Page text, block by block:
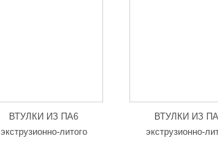
ВТУЛКИ ИЗ ПА6
экструзионно-литого
ВТУЛКИ ИЗ
экструзионно-